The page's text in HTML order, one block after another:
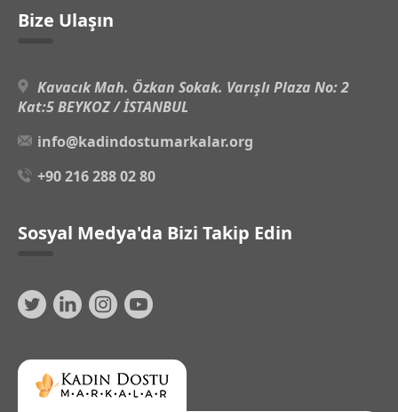
Bize Ulaşın
Kavacık Mah. Özkan Sokak. Varışlı Plaza No: 2
Kat:5 BEYKOZ / İSTANBUL
info@kadindostumarkalar.org
+90 216 288 02 80
Sosyal Medya'da Bizi Takip Edin